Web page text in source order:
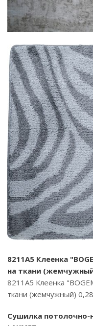
8211A5 Клеенка
на ткани
8211A5 Клеенка
ткани (жемчужный)
Сушилка потолочно-